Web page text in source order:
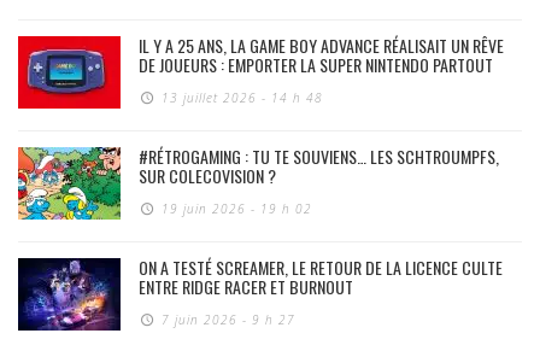
IL Y A 25 ANS, LA GAME BOY ADVANCE RÉALISAIT UN RÊVE
DE JOUEURS : EMPORTER LA SUPER NINTENDO PARTOUT
13 juillet 2026 - 14 h 48
#RÉTROGAMING : TU TE SOUVIENS… LES SCHTROUMPFS,
SUR COLECOVISION ?
19 juin 2026 - 19 h 02
ON A TESTÉ SCREAMER, LE RETOUR DE LA LICENCE CULTE
ENTRE RIDGE RACER ET BURNOUT
7 juin 2026 - 9 h 27